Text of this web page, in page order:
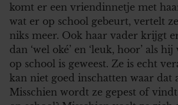
komt er een vriendinnetje met
wat er op school gebeurt, vertelt
niks meer. Ook haar vader krijgt
dan ‘wel oké’ en ‘leuk, hoor’ als
op school is geweest. Ze is echt
kan niet goed inschatten waar dat
Misschien wordt ze gepest of